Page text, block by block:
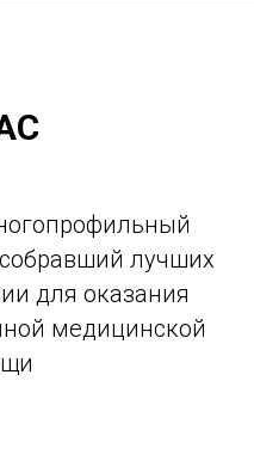
лучших
для оказания
медицинской